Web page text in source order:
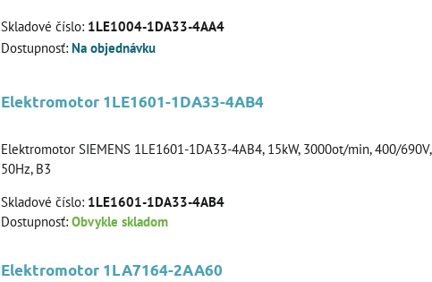
Skladové číslo: 1LE1004-1DA33-4AA4
Dostupnosť: Na objednávku
Elektromotor 1LE1601-1DA33-4AB4
Elektromotor SIEMENS 1LE1601-1DA33-4AB4, 15kW, 3000ot/min, 400/690V,
50Hz, B3
Skladové číslo: 1LE1601-1DA33-4AB4
Dostupnosť: Obvykle skladom
Elektromotor 1LA7164-2AA60